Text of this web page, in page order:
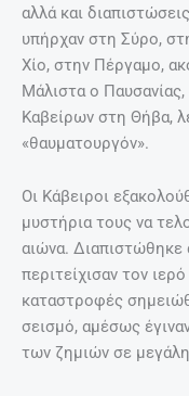
αλλά και
υπήρχαν στη Σύρο,
Χίο, στην Πέργαμο,
Μάλιστα ο
Καβείρων στη Θήβα,
«θαυματουργόν».
Οι Κάβειροι
μυστήρια τους να
αιώνα. Διαπιστώθηκε
περιτείχισαν τον
καταστροφές
σεισμό, αμέσως
των ζημιών σε